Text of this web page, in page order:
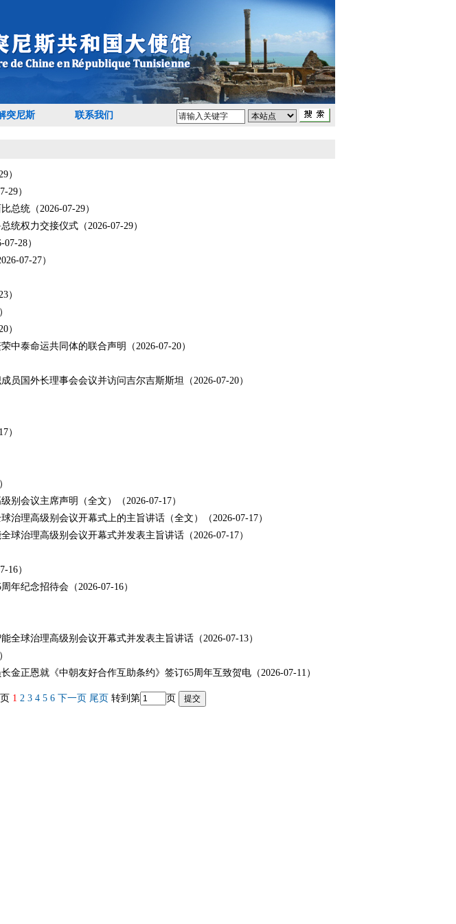
突尼斯 联系我们
）
29）
总统（2026-07-29）
统权力交接仪式（2026-07-29）
28）
07-27）
）
）
中泰命运共同体的联合声明（2026-07-20）
国外长理事会会议并访问吉尔吉斯斯坦（2026-07-20）
）
别会议主席声明（全文）（2026-07-17）
治理高级别会议开幕式上的主旨讲话（全文）（2026-07-17）
球治理高级别会议开幕式并发表主旨讲话（2026-07-17）
16）
年纪念招待会（2026-07-16）
全球治理高级别会议开幕式并发表主旨讲话（2026-07-13）
金正恩就《中朝友好合作互助条约》签订65周年互致贺电（2026-07-11）
1 2 3 4 5 6 下一页 尾页 转到第 页